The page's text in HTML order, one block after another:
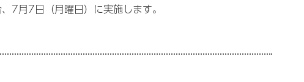
7月7日（月曜日）に実施します。